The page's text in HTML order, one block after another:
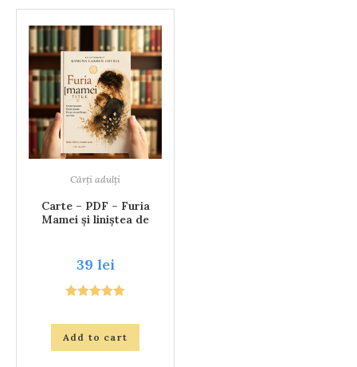
Cărți adulți
Carte – PDF – Furia
Mamei și liniștea de
39 lei
out of 5
Add to cart